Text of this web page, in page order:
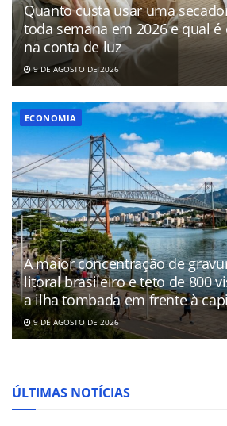
Quanto custa usar uma
toda semana em 2026 e qual
na conta de luz
9 DE AGOSTO DE 2026
ECONOMIA
A maior concentração de
litoral brasileiro e teto de 800
a ilha tombada em frente à
9 DE AGOSTO DE 2026
ÚLTIMAS NOTÍCIAS